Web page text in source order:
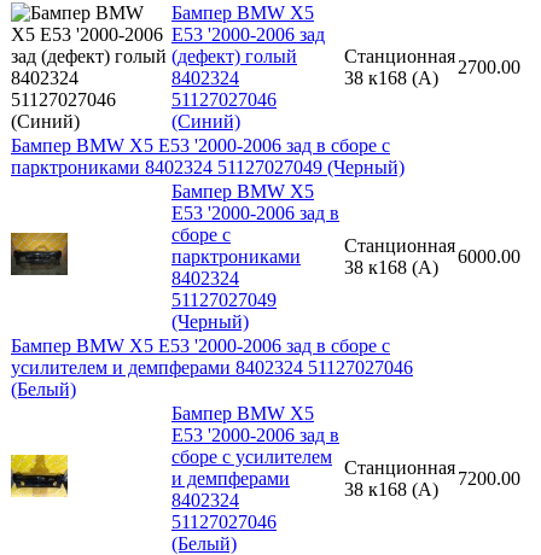
Бампер BMW X5
E53 '2000-2006 зад
(дефект) голый
8402324
51127027046
(Синий)
Станционная
38 к168 (A)
2700.00
Бампер BMW X5 E53 '2000-2006 зад в сборе с
парктрониками 8402324 51127027049 (Черный)
Бампер BMW X5
E53 '2000-2006 зад в
сборе с
парктрониками
8402324
51127027049
(Черный)
Станционная
38 к168 (A)
6000.00
Бампер BMW X5 E53 '2000-2006 зад в сборе с
усилителем и демпферами 8402324 51127027046
(Белый)
Бампер BMW X5
E53 '2000-2006 зад в
сборе с усилителем
и демпферами
8402324
51127027046
(Белый)
Станционная
38 к168 (A)
7200.00